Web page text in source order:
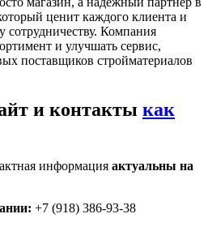
ценит каждого клиента и
сотрудничеству. Компания
и улучшать сервис,
поставщиков стройматериалов
и контакты как
информация актуальны на
+7 (918) 386-93-38